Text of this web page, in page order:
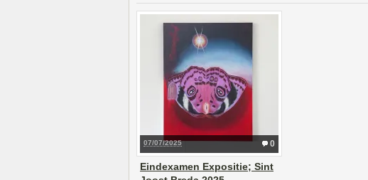
0
07/07/2025
Eindexamen Expositie; Sint